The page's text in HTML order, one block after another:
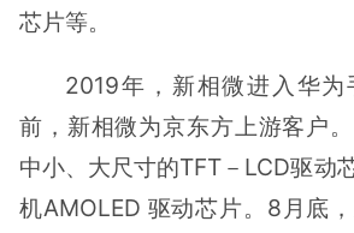
芯片等。
2019年，新相微进入华
前，新相微为京东方上游客户
中小、大尺寸的TFT－LCD驱动
机AMOLED 驱动芯片。8月底